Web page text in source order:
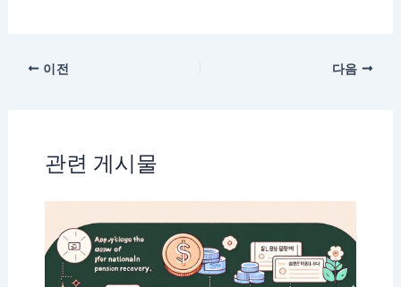
이전 다음
관련 게시물